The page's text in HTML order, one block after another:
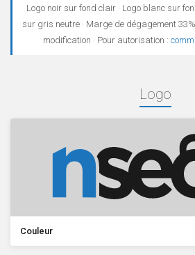
Logo noir sur fond clair · Logo blanc sur
sur gris neutre · Marge de dégagement
modification · Pour autorisation :
Logo
Couleur